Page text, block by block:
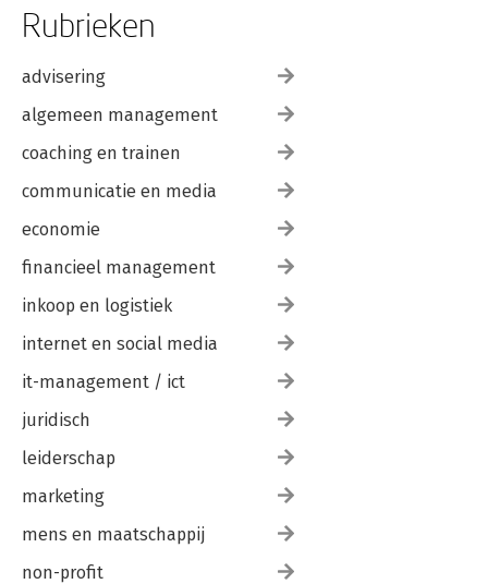
Rubrieken
advisering
algemeen management
coaching en trainen
communicatie en media
economie
financieel management
inkoop en logistiek
internet en social media
it-management / ict
juridisch
leiderschap
marketing
mens en maatschappij
non-profit